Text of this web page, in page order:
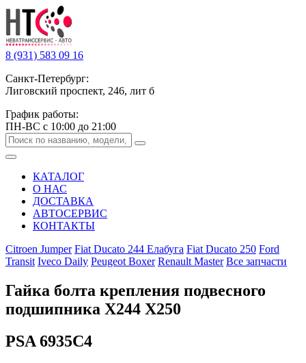
8 (931) 583 09 16
Санкт-Петербург:
Лиговский проспект, 246, лит б
График работы:
ПН-ВС с 10:00 до 21:00
КАТАЛОГ
О НАС
ДОСТАВКА
АВТОСЕРВИС
КОНТАКТЫ
Citroen Jumper Fiat Ducato 244 Елабуга Fiat Ducato 250 Ford
Transit Iveco Daily Peugeot Boxer Renault Master Все запчасти
Гайка болта крепления подвесного
подшипника Х244 Х250
PSA 6935C4